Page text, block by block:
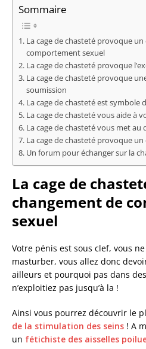
Sommaire
La cage de chasteté provoque
comportement sexuel
La cage de chasteté provoque
La cage de chasteté provoque
soumission
La cage de chasteté est symbole
La cage de chasteté vous aide à
La cage de chasteté vous met au
La cage de chasteté provoque
Un forum pour échanger sur la
La cage de
changement de
sexuel
Votre pénis est sous clef, vous
masturber, vous allez donc
ailleurs et pourquoi pas dans
n’exploitiez pas jusqu’à la !
Ainsi vous pourrez découvrir le
de la stimulation des seins ! A
un fétichiste des aisselles